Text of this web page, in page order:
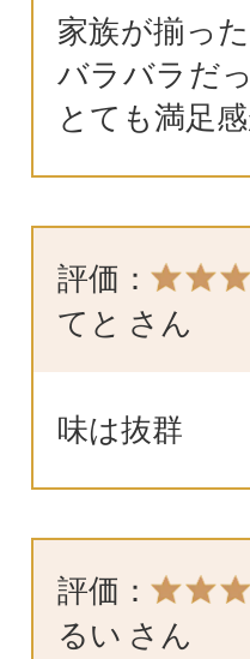
家族が揃っ
バラバラだ
とても満足
評価：
てと さん
味は抜群
評価：
るい さん